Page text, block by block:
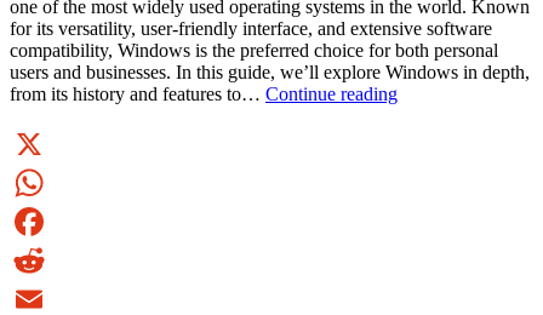
one of the most widely used operating systems in the world. Known
for its versatility, user-friendly interface, and extensive software
compatibility, Windows is the preferred choice for both personal
users and businesses. In this guide, we’ll explore Windows in depth,
from its history and features to… Continue readingWindows
X
WhatsApp
Facebook
Reddit